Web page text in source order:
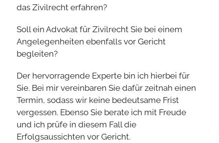
das Zivilrecht erfahren?
Soll ein Advokat für Zivilrecht Sie bei einem
Angelegenheiten ebenfalls vor Gericht
begleiten?
Der hervorragende Experte bin ich hierbei für
Sie. Bei mir vereinbaren Sie dafür zeitnah einen
Termin, sodass wir keine bedeutsame Frist
vergessen. Ebenso Sie berate ich mit Freude
und ich prüfe in diesem Fall die
Erfolgsaussichten vor Gericht.